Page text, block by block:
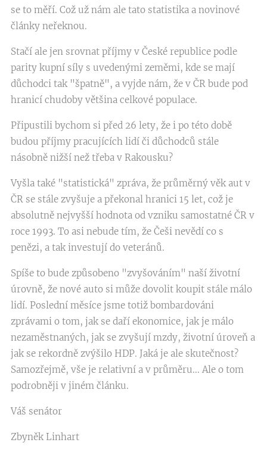
se to měří. Což už nám ale tato statistika a novinové
články neřeknou.
Stačí ale jen srovnat příjmy v České republice podle
parity kupní síly s uvedenými zeměmi, kde se mají
důchodci tak "špatně", a vyjde nám, že v ČR bude pod
hranicí chudoby většina celkové populace.
Připustili bychom si před 26 lety, že i po této době
budou příjmy pracujících lidí či důchodců stále
násobně nižší než třeba v Rakousku?
Vyšla také "statistická" zpráva, že průměrný věk aut v
ČR se stále zvyšuje a překonal hranici 15 let, což je
absolutně nejvyšší hodnota od vzniku samostatné ČR v
roce 1993. To asi nebude tím, že Češi nevědí co s
penězi, a tak investují do veteránů.
Spíše to bude způsobeno "zvyšováním" naší životní
úrovně, že nové auto si může dovolit koupit stále málo
lidí. Poslední měsíce jsme totiž bombardováni
zprávami o tom, jak se daří ekonomice, jak je málo
nezaměstnaných, jak se zvyšují mzdy, životní úroveň a
jak se rekordně zvýšilo HDP. Jaká je ale skutečnost?
Samozřejmě, vše je relativní a v průměru... Ale o tom
podrobněji v jiném článku.
Váš senátor
Zbyněk Linhart